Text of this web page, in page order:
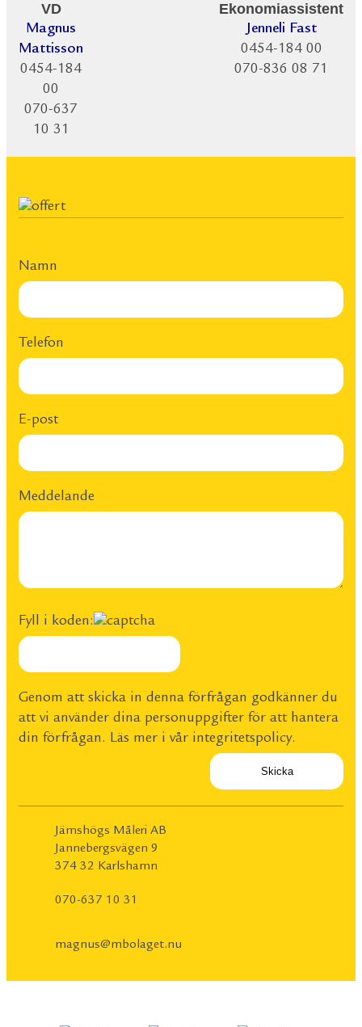
VD
Magnus
Mattisson
0454-184
00
070-637
10 31
Ekonomiassistent
Jenneli Fast
0454-184 00
070-836 08 71
Namn
Telefon
E-post
Meddelande
Fyll i koden:
Genom att skicka in denna förfrågan godkänner du
att vi använder dina personuppgifter för att hantera
din förfrågan. Läs mer i vår integritetspolicy.
Jämshögs Måleri AB
Jannebergsvägen 9
374 32 Karlshamn
070-637 10 31
magnus@mbolaget.nu